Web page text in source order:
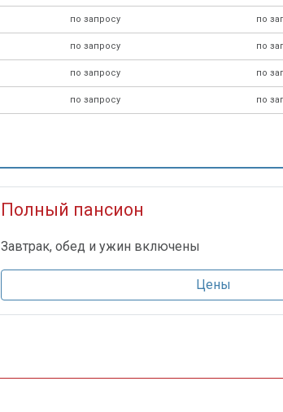
по запросу по
по запросу по
по запросу по
по запросу по
Полный пансион
Завтрак, обед и ужин включены
Цены